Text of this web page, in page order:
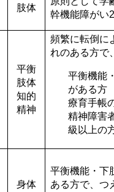
肢体
幹機能障がい
平衡
肢体
知的
精神
頻繁に転倒に
れのある方で
平衡機能
がある方
療育手帳
精神障害
級以上の
身体
平衡機能・下
ある方で、つ